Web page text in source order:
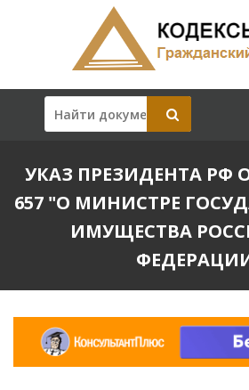
УКАЗ ПРЕЗИДЕНТА РФ
657 "О МИНИСТРЕ
ИМУЩЕСТВА